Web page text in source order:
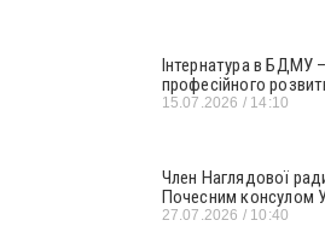
Інтернатура в БДМУ
професійного
15.07.2026 14:10
Член Наглядової
Почесним консулом
27.07.2026 10:40